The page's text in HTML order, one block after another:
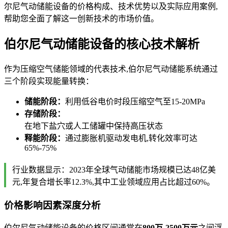
尔尼气动储能设备的价格构成、技术优势以及实际应用案例,
帮助您全面了解这一创新技术的市场价值。
伯尔尼气动储能设备的核心技术解析
作为压缩空气储能领域的代表技术,伯尔尼气动储能系统通过
三个阶段实现能量转换：
储能阶段： 利用低谷电价时段压缩空气至15-20MPa
存储阶段：
在地下盐穴或人工储罐中保持高压状态
释能阶段： 通过膨胀机驱动发电机,转化效率可达
65%-75%
行业数据显示：2023年全球气动储能市场规模已达48亿美
元,年复合增长率12.3%,其中工业领域应用占比超过60%。
价格影响因素深度分析